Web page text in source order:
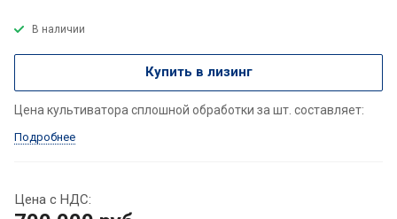
В наличии
Купить в лизинг
Цена культиватора сплошной обработки за шт. составляет:
Подробнее
Цена с НДС: